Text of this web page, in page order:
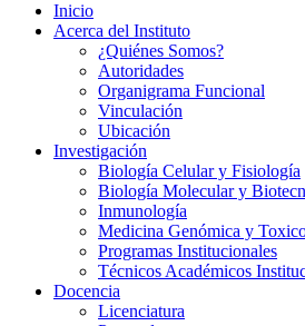
Inicio
Acerca del Instituto
¿Quiénes Somos?
Autoridades
Organigrama Funcional
Vinculación
Ubicación
Investigación
Biología Celular y Fisiología
Biología Molecular y
Inmunología
Medicina Genómica y
Programas Institucionales
Técnicos Académicos
Docencia
Licenciatura